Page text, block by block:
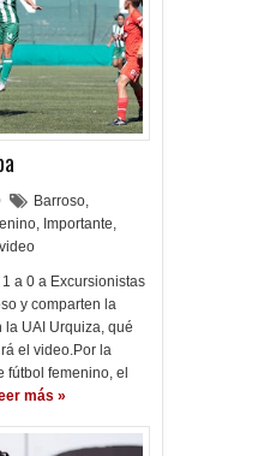
Barroso,
, Importante,
video
a 0 a Excursionistas
y comparten la
UAI Urquiza, qué
el video.Por la
fútbol femenino, el
más »